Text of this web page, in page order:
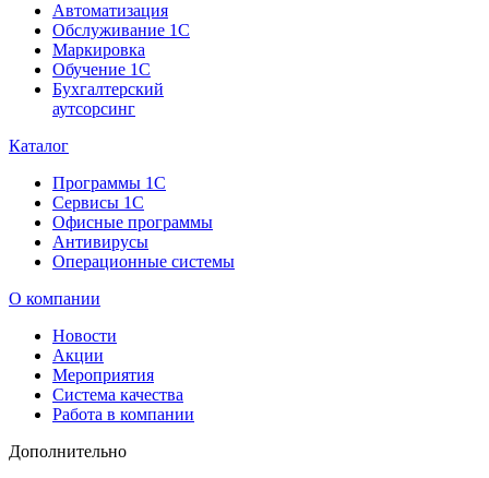
Автоматизация
Обслуживание 1С
Маркировка
Обучение 1С
Бухгалтерский
аутсорсинг
Каталог
Программы 1С
Сервисы 1С
Офисные программы
Антивирусы
Операционные системы
О компании
Новости
Акции
Мероприятия
Система качества
Работа в компании
Дополнительно